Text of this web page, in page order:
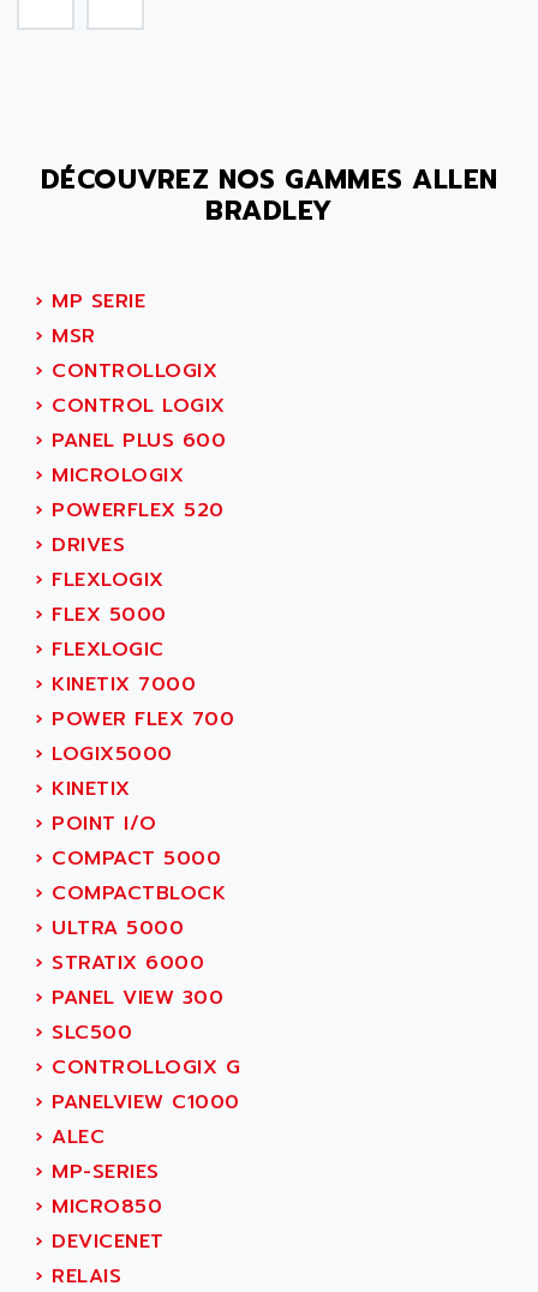
AC MAINSPINDLE
TDA
BUS
DIAX 04
DIAX 4
cms3
CMS
PARVEX
AMS
R6TXB
MOVIDYN
MOVITRAC
LEXIUM
SERVVODYN
SERVODYN
SE50
LTD12
MDLA
MDLS
ACMD2
ACM
PLS514
PLS510
PLS508
SERVOSTAR
AC FEED MOTOR
SIMODRIVE 611
TSX MOMENTUM
NUM 1060
ADAC
ADAMEL
ADANI PSC
ADAPTEC
ADAPTORR
ADAS
ADC AUTOMATICA
ADDA
ADDER
ADDI DATA
ADEL SYSTEM
ADEPT
ADEPT TECHNOLOGY
ADES
ADETEC
ADISCOM
ADITEC
ADL
ADL EUROTECH
ADLEE POWERTRONIC
ADLINK
ADLINK TECHNOLOGY
ADM ELECTRONIC
ADMV
ADN
ADN PESAGE
ADTECH POWER INC
ADV
ADVANCE
ADVANCE HIVOLT
ADVANCE TAPES
ADVANCED ENERGY
DÉCOUVREZ NOS GAMMES ALLEN
BRADLEY
› MP SERIE
› MSR
› CONTROLLOGIX
› CONTROL LOGIX
› PANEL PLUS 600
› MICROLOGIX
› POWERFLEX 520
› DRIVES
› FLEXLOGIX
› FLEX 5000
› FLEXLOGIC
› KINETIX 7000
› POWER FLEX 700
› LOGIX5000
› KINETIX
› POINT I/O
› COMPACT 5000
› COMPACTBLOCK
› ULTRA 5000
› STRATIX 6000
› PANEL VIEW 300
› SLC500
› CONTROLLOGIX G
› PANELVIEW C1000
› ALEC
› MP-SERIES
› MICRO850
› DEVICENET
› RELAIS